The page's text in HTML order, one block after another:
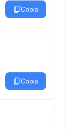
content_copyCopia
content_copyCopia